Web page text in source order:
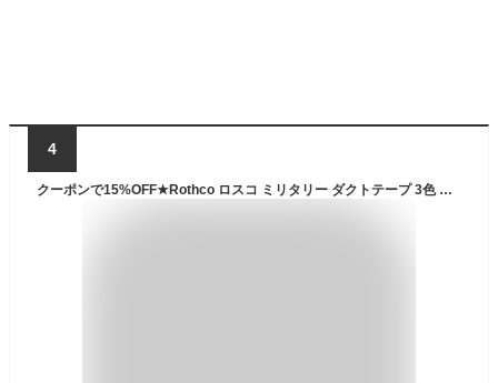
4
クーポンで15%OFF★Rothco ロスコ ミリタリー ダクトテープ 3色 粘着力は一般的なガムテープよりとても強力 機能性抜群のダクトテープ メンズ ミリタリー アウトドア【T】WAIPER ギフト｜雑貨 補修テープ 強力粘着 布テープ サバゲー キャンプ用品 アウトドア用品 応急補修